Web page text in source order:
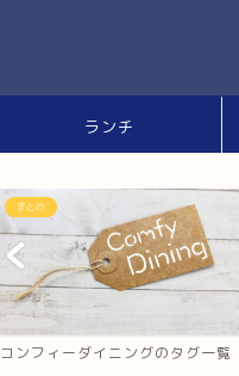
ランチ
まとめ
大阪メトロの純喫茶パンフレットに